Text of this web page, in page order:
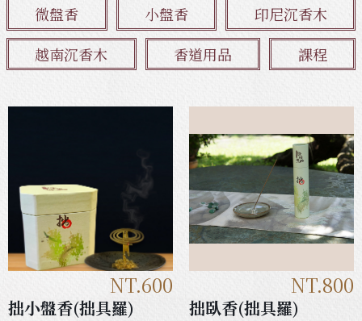
微盤香
小盤香
印尼沉香木
越南沉香木
香道用品 課程
NT.600
拙小盤香(拙具羅)
NT.800
拙臥香(拙具羅)